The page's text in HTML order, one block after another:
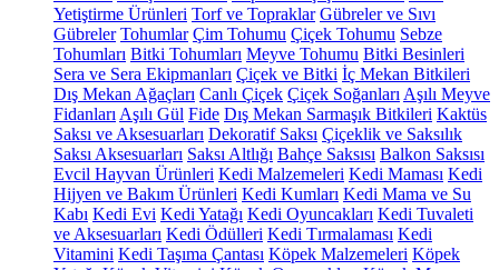
Yetiştirme Ürünleri Torf ve Topraklar Gübreler ve Sıvı
Gübreler Tohumlar Çim Tohumu Çiçek Tohumu Sebze
Tohumları Bitki Tohumları Meyve Tohumu Bitki Besinleri
Sera ve Sera Ekipmanları Çiçek ve Bitki İç Mekan Bitkileri
Dış Mekan Ağaçları Canlı Çiçek Çiçek Soğanları Aşılı Meyve
Fidanları Aşılı Gül Fide Dış Mekan Sarmaşık Bitkileri Kaktüs
Saksı ve Aksesuarları Dekoratif Saksı Çiçeklik ve Saksılık
Saksı Aksesuarları Saksı Altlığı Bahçe Saksısı Balkon Saksısı
Evcil Hayvan Ürünleri Kedi Malzemeleri Kedi Maması Kedi
Hijyen ve Bakım Ürünleri Kedi Kumları Kedi Mama ve Su
Kabı Kedi Evi Kedi Yatağı Kedi Oyuncakları Kedi Tuvaleti
ve Aksesuarları Kedi Ödülleri Kedi Tırmalaması Kedi
Vitamini Kedi Taşıma Çantası Köpek Malzemeleri Köpek